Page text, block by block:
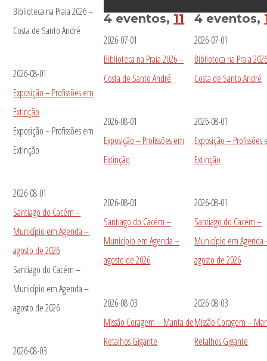
Biblioteca na Praia 2026 –
Costa de Santo André
2026-08-01
Exposição – Profissões em
Extinção
Exposição – Profissões em
Extinção
2026-08-01
Santiago do Cacém –
Município em Agenda –
agosto de 2026
Santiago do Cacém –
Município em Agenda –
agosto de 2026
2026-08-03
4 eventos, 11
2026-07-01
Biblioteca na Praia 2026 –
Costa de Santo André
2026-08-01
Exposição – Profissões em
Extinção
2026-08-01
Santiago do Cacém –
Município em Agenda –
agosto de 2026
2026-08-03
Missão Coragem – Manta de
Retalhos Gigante
4 eventos,
2026-07-01
Biblioteca na Praia
Costa de Santo André
2026-08-01
Exposição – Profissões
Extinção
2026-08-01
Santiago do Cacém –
Município em Agenda
agosto de 2026
2026-08-03
Missão Coragem –
Retalhos Gigante